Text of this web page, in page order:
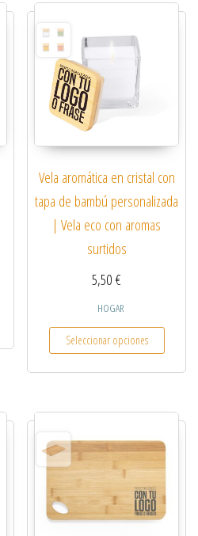
Vela aromática en cristal con
tapa de bambú personalizada
| Vela eco con aromas
surtidos
5,50€
HOGAR
Seleccionar opciones
Este